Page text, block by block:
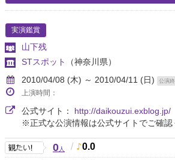
実演鑑賞
山下残
STスポット
（神奈川県）
2010/04/08 (木) ～ 2010/04/11 (日)
公演
上演時間：
公式サイト： http://daikouzui.exblog.jp/
※正式な公演情報は公式サイトでご確認
0人 / 0.0